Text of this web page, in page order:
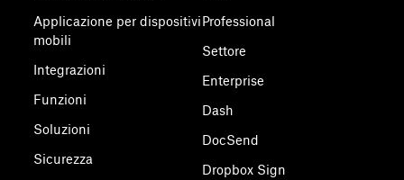
Applicazione per dispositivi
mobili
Integrazioni
Funzioni
Soluzioni
Sicurezza
Professional
Settore
Enterprise
Dash
DocSend
Dropbox Sign